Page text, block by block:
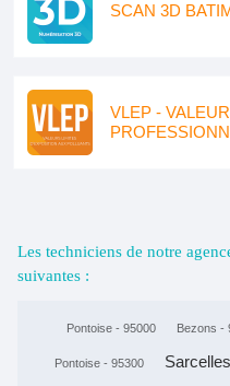
SCAN 3D
VLEP -
Les techniciens de notre
suivantes :
Pontoise - 95000 Bezons -
Pontoise - 95300